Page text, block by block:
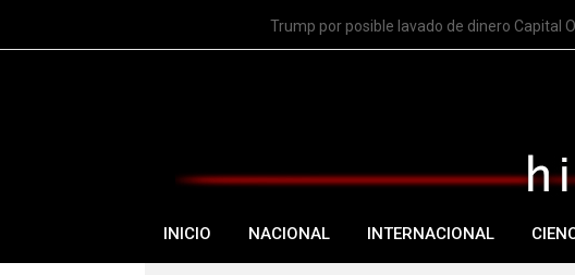
Trump por posible lavado de dinero Capital
INICIO NACIONAL INTERNACIONAL